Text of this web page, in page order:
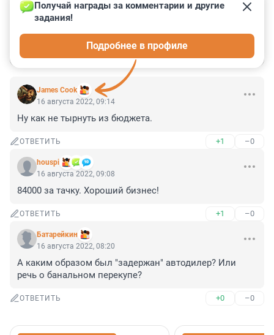
James Cook
Получай награды за комментарии и другие
задания!
Подробнее в профиле
16 августа 2022, 09:14
Ну как не тырнуть из бюджета.
ОТВЕТИТЬ +1 –0
houspi
16 августа 2022, 09:08
84000 за тачку. Хороший бизнес!
ОТВЕТИТЬ +1 –0
Батарейкин
16 августа 2022, 08:20
А каким образом был "задержан" автодилер? Или
речь о банальном перекупе?
ОТВЕТИТЬ +0 –0